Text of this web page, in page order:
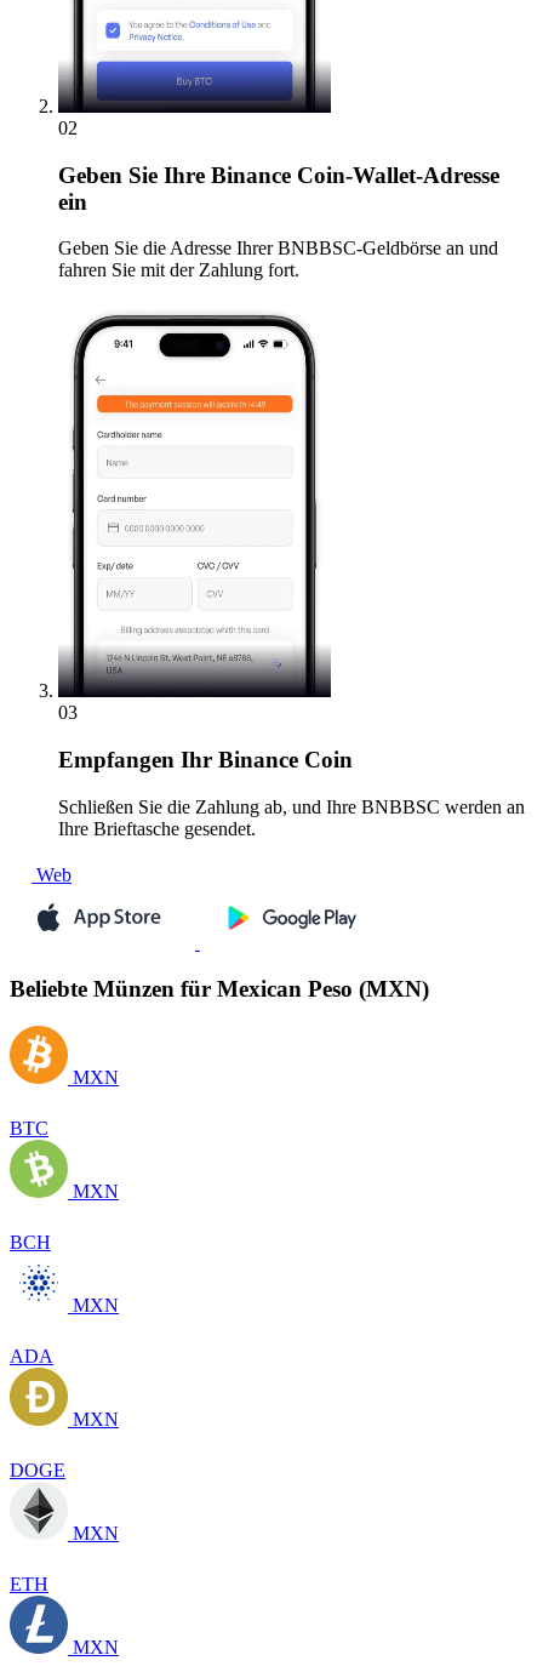
02
Geben Sie Ihre Binance Coin-Wallet-Adresse
ein
Geben Sie die Adresse Ihrer BNBBSC-Geldbörse an und
fahren Sie mit der Zahlung fort.
03
Empfangen Ihr Binance Coin
Schließen Sie die Zahlung ab, und Ihre BNBBSC werden an
Ihre Brieftasche gesendet.
Web
Beliebte Münzen für Mexican Peso (MXN)
MXN
BTC
MXN
BCH
MXN
ADA
MXN
DOGE
MXN
ETH
MXN